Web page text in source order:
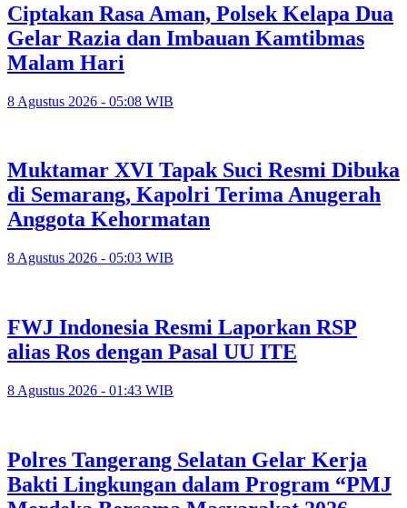
Ciptakan Rasa Aman, Polsek Kelapa Dua
Gelar Razia dan Imbauan Kamtibmas
Malam Hari
8 Agustus 2026 - 05:08 WIB
Muktamar XVI Tapak Suci Resmi Dibuka
di Semarang, Kapolri Terima Anugerah
Anggota Kehormatan
8 Agustus 2026 - 05:03 WIB
FWJ Indonesia Resmi Laporkan RSP
alias Ros dengan Pasal UU ITE
8 Agustus 2026 - 01:43 WIB
Polres Tangerang Selatan Gelar Kerja
Bakti Lingkungan dalam Program “PMJ